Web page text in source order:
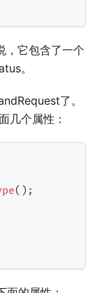
它包含了一个
。
了。
几个属性：
( ) ;